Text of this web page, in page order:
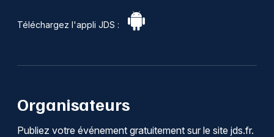
Téléchargez l'appli JDS :
Organisateurs
Publiez votre événement gratuitement sur le site jds.fr.